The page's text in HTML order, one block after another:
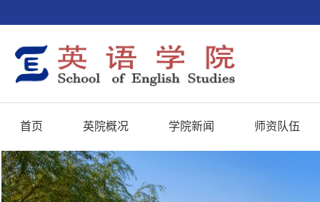
首页 英院概况 学院新闻 师资队伍